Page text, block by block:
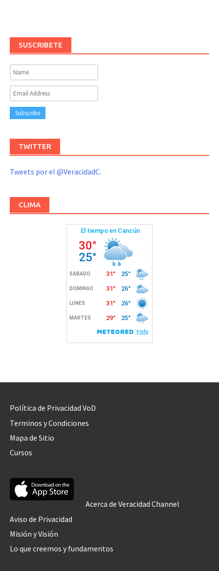
SUSCRIBETE
TWITTER
Tweets por el @VeracidadC.
CLIMA
Política de Privacidad VoD
Terminos y Condiciones
Mapa de Sitio
Cursos
Acerca de Veracidad Channel
Aviso de Privacidad
Misión y Visión
Lo que creemos y fundamentos